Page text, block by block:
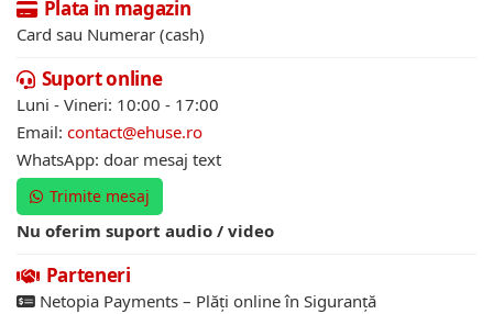
Plata in magazin
Card sau Numerar (cash)
Suport online
Luni - Vineri: 10:00 - 17:00
Email: contact@ehuse.ro
WhatsApp: doar mesaj text
Trimite mesaj
Nu oferim suport audio / video
Parteneri
Netopia Payments – Plăți online în Siguranță